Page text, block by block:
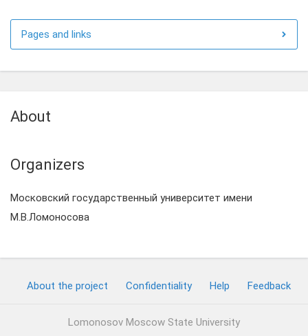
Pages and links
About
Organizers
Московский государственный университет имени
М.В.Ломоносова
About the project Confidentiality Help Feedback
Lomonosov Moscow State University